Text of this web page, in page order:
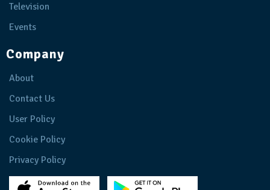
Television
Events
Company
About
Contact Us
User Policy
Cookie Policy
Privacy Policy